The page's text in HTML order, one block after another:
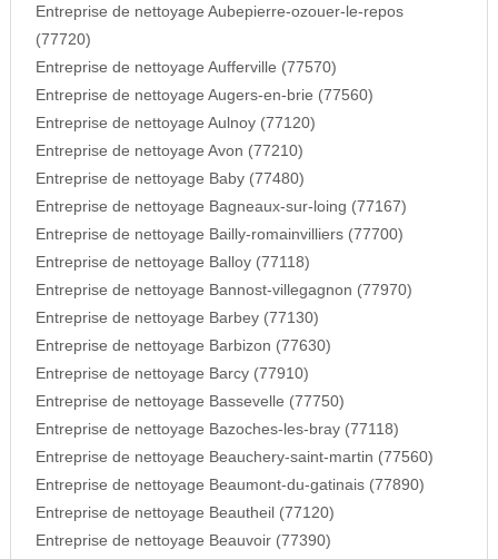
Entreprise de nettoyage Aubepierre-ozouer-le-repos
(77720)
Entreprise de nettoyage Aufferville (77570)
Entreprise de nettoyage Augers-en-brie (77560)
Entreprise de nettoyage Aulnoy (77120)
Entreprise de nettoyage Avon (77210)
Entreprise de nettoyage Baby (77480)
Entreprise de nettoyage Bagneaux-sur-loing (77167)
Entreprise de nettoyage Bailly-romainvilliers (77700)
Entreprise de nettoyage Balloy (77118)
Entreprise de nettoyage Bannost-villegagnon (77970)
Entreprise de nettoyage Barbey (77130)
Entreprise de nettoyage Barbizon (77630)
Entreprise de nettoyage Barcy (77910)
Entreprise de nettoyage Bassevelle (77750)
Entreprise de nettoyage Bazoches-les-bray (77118)
Entreprise de nettoyage Beauchery-saint-martin (77560)
Entreprise de nettoyage Beaumont-du-gatinais (77890)
Entreprise de nettoyage Beautheil (77120)
Entreprise de nettoyage Beauvoir (77390)